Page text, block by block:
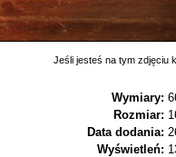
Jeśli jesteś na tym zdjęciu
Wymiary:
Rozmiar:
Data dodania:
Wyświetleń: